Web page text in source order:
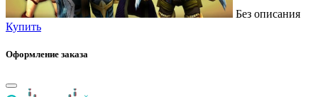
Без описания
Купить
Оформление заказа